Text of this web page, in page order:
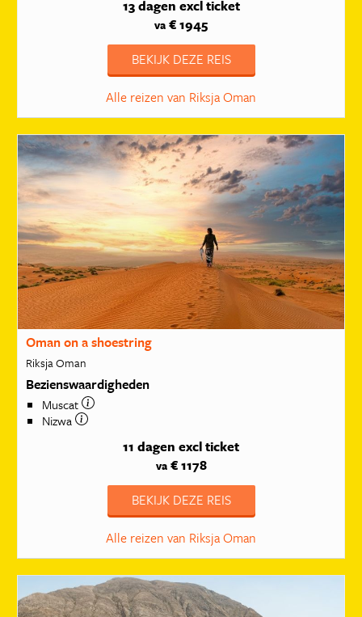
13 dagen excl ticket
va € 1945
BEKIJK DEZE REIS
Alle reizen van Riksja Oman
Oman on a shoestring
Riksja Oman
Bezienswaardigheden
Muscat
Nizwa
11 dagen excl ticket
va€ 1178
BEKIJK DEZE REIS
Alle reizen van Riksja Oman